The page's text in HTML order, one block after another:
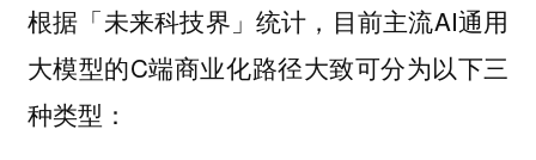
根据「未来科技界」统计，目前主流AI通用
大模型的C端商业化路径大致可分为以下三
种类型：